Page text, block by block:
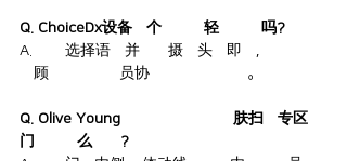
Q. ChoiceDx设备一个人也能轻松使用吗?
A. 只需选择语言并站在摄像头前即可,首次到店
的顾客也无需店员协助便能自行完成。
Q. Olive Young釜山田浦站店的皮肤扫描专区在
门店的什么位置?